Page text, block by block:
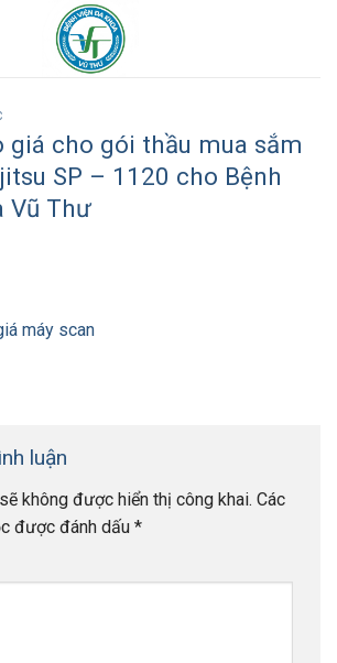
giá cho gói thầu mua sắm
SP – 1120 cho Bệnh
Vũ Thư
máy scan
luận
không được hiển thị công khai. Các
được đánh dấu *